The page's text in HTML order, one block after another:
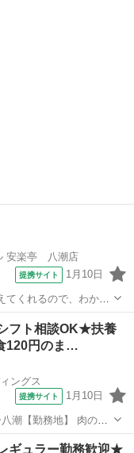
安楽亭 八潮店
提携サイト 1月10日
てくれるので、わから
人を笑顔にできるお
ます！ 仕事内
フト相談OK★扶養
120円のま…
ングス
提携サイト 1月10日
潮【勤務地】 肉のヤ
1TXアベニュー八潮
ギュラー勤務歓迎★